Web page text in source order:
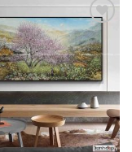
Add to
Wishlist